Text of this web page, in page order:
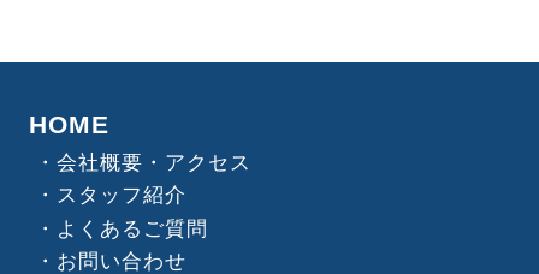
HOME
会社概要・アクセス
スタッフ紹介
よくあるご質問
お問い合わせ